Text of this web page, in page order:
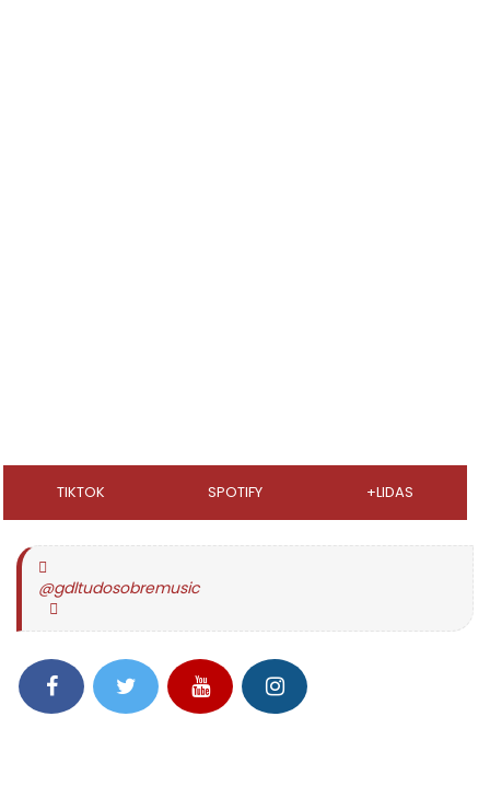
TIKTOK SPOTIFY +LIDAS
@gdltudosobremusic